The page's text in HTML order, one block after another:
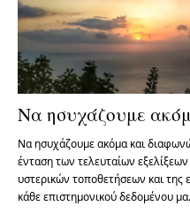
Να ησυχάζουμε
Να ησυχάζουμε ακόμα και
ένταση των τελευταίων
υστερικών τοποθετήσεων και της
κάθε επιστημονικού δεδομένου